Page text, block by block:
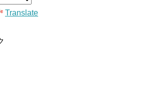
Translate